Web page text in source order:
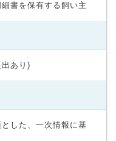
書を保有する飼い主
あり)
した、一次情報に基